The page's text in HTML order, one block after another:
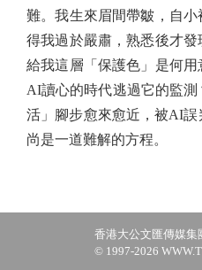
難。我生來眉間帶皺，自
得我過於嚴肅，熟悉後才
給我這層「保護色」是何
AI讀心的時代逃過它的監
活」腳步愈來愈近，被AI誤
尚是一道難解的方程。
香港大公文匯傳媒集
© 1997-2026